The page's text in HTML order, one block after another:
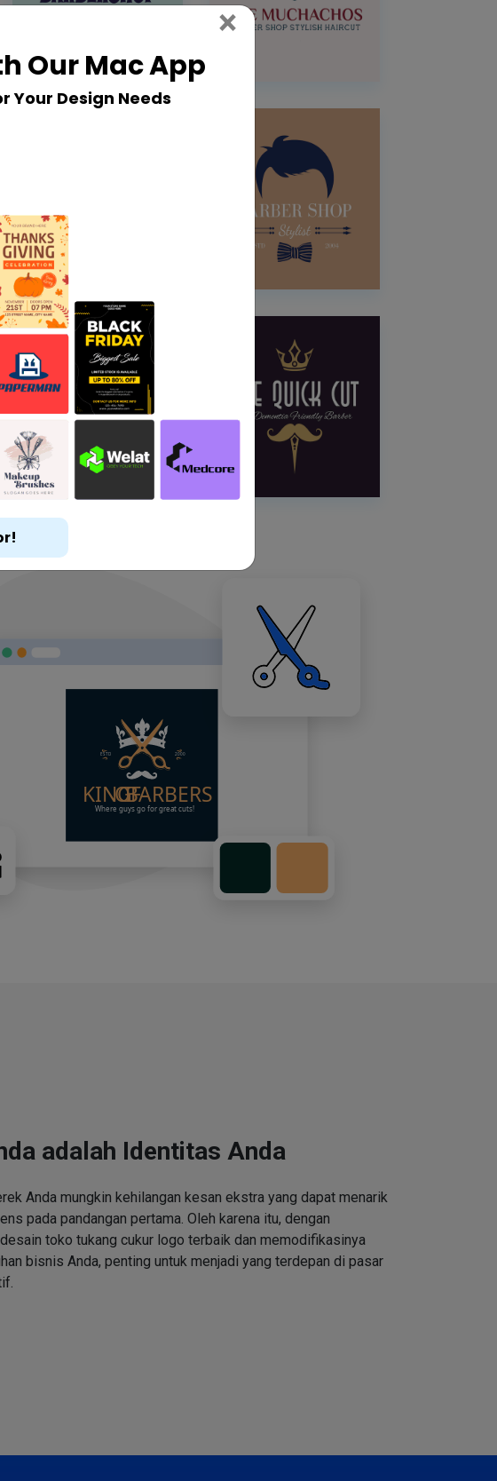
adalah Identitas Anda
Anda mungkin kehilangan kesan ekstra yang dapat menarik
pada pandangan pertama. Oleh karena itu, dengan
toko tukang cukur logo terbaik dan memodifikasinya
bisnis Anda, penting untuk menjadi yang terdepan di pasar
Our Mac App
Your Design Needs
× Close